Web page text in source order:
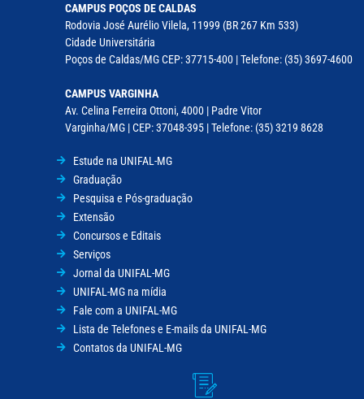
CAMPUS POÇOS DE CALDAS
Rodovia José Aurélio Vilela, 11999 (BR 267 Km 533)
Cidade Universitária
Poços de Caldas/MG CEP: 37715-400 | Telefone: (35) 3697-4600
CAMPUS VARGINHA
Av. Celina Ferreira Ottoni, 4000 | Padre Vitor
Varginha/MG | CEP: 37048-395 | Telefone: (35) 3219 8628
Estude na UNIFAL-MG
Graduação
Pesquisa e Pós-graduação
Extensão
Concursos e Editais
Serviços
Jornal da UNIFAL-MG
UNIFAL-MG na mídia
Fale com a UNIFAL-MG
Lista de Telefones e E-mails da UNIFAL-MG
Contatos da UNIFAL-MG